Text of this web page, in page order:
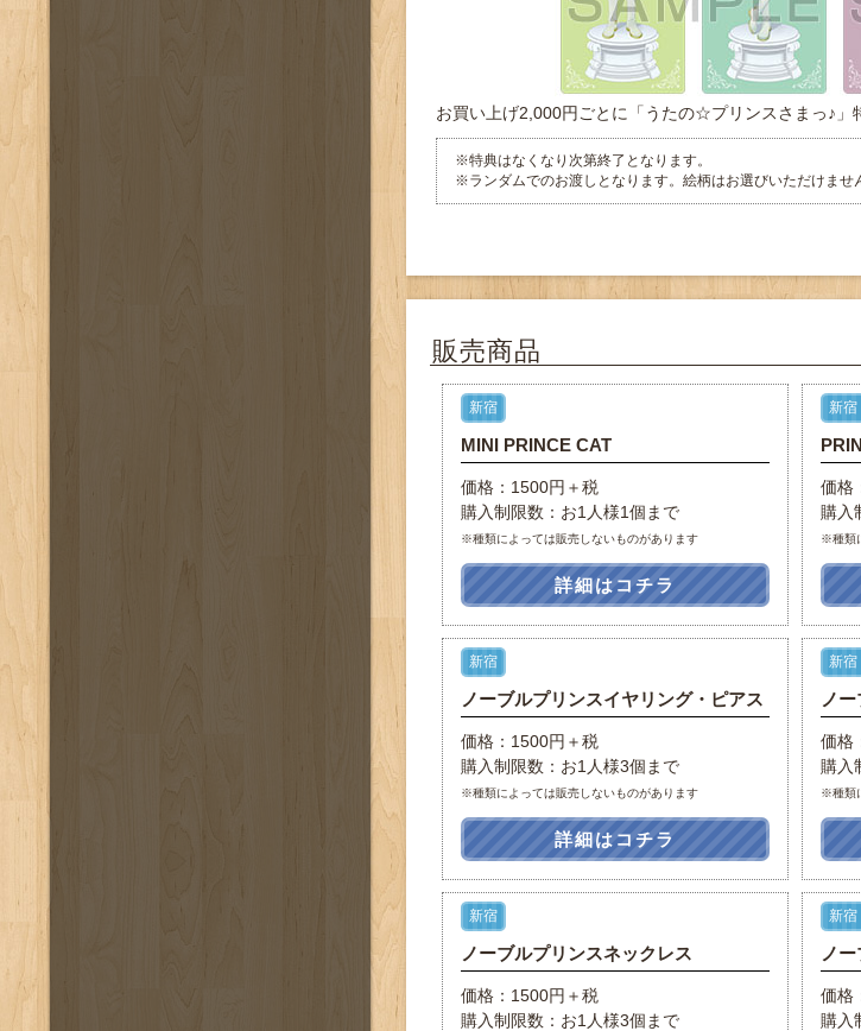
お買い上げ2,000円ごとに「うたの☆プリンスさまっ♪
※特典はなくなり次第終了となります。
※ランダムでのお渡しとなります。絵柄はお選びいただけませ
販売商品
新宿
MINI PRINCE CAT
価格：1500円＋税
購入制限数：お1人様1個まで
※種類によっては販売しないものがあります
詳細はコチラ
新宿
価格
購入
※種類
新宿
ノーブルプリンスイヤリング・ピアス
価格：1500円＋税
購入制限数：お1人様3個まで
※種類によっては販売しないものがあります
詳細はコチラ
新宿
ノ
価格
購入
※種類
新宿
ノーブルプリンスネックレス
価格：1500円＋税
購入制限数：お1人様3個まで
新宿
ノ
価格
購入